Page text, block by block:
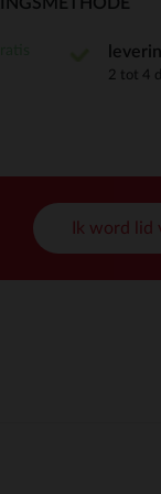
aan te
2 tot 4
Ik word lid